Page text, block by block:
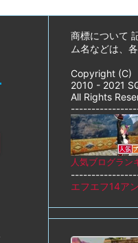
商標について
ム名などは、
Copyright (C)
2010 - 2021
All Rights
人気ブログラン
エフエフ14ア